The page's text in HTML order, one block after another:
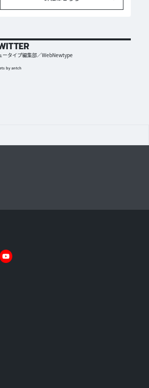
ータイプ編集部／WebNewtype
by antch